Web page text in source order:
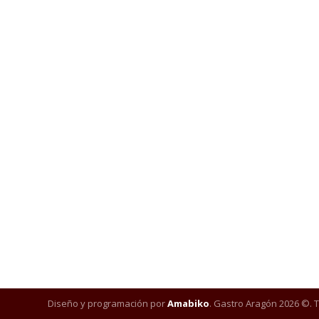
Diseño y programación porAmabiko. Gastro Aragón 2026 ©.